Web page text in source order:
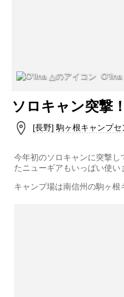
ソロキャン突撃
[長野] 駒ヶ根キャンプセ
今年初のソロキャンに突撃し
たニューギアもいっぱい使い
キャンプ場は南信州の駒ヶ根